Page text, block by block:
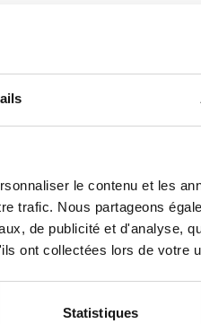
le contenu et les
trafic. Nous partageons
de publicité et d'analyse,
ont collectées lors de votre
Statistiques
:
:
:
: